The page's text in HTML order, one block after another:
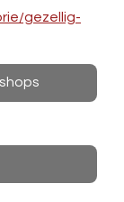
gezellig-